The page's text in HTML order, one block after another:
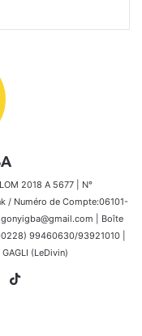
2018 A 5677 | N°
/ Numéro de Compte:06101-
| Boîte
99460630/93921010 |
(LeDivin)
Instagram